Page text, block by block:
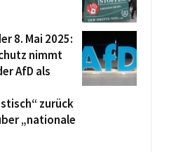
8. Mai 2025:
nimmt
AfD als
zurück
„nationale